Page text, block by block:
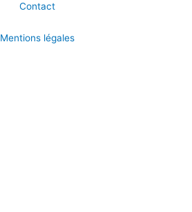
Contact
Mentions légales